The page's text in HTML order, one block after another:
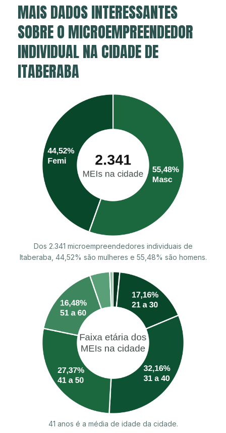
MAIS DADOS INTERESSANTES
SOBRE O MICROEMPREENDEDOR
INDIVIDUAL NA CIDADE DE
ITABERABA
Dos 2.341 microempreendedores individuais de
Itaberaba, 44,52% são mulheres e 55,48% são homens.
41 anos é a média de idade da cidade.